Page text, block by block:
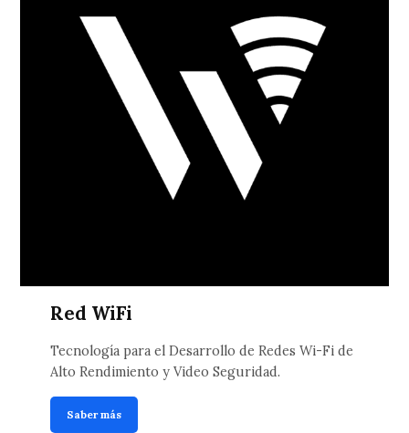
Red WiFi
Tecnología para el Desarrollo de Redes Wi-Fi de
Alto Rendimiento y Video Seguridad.
Saber más